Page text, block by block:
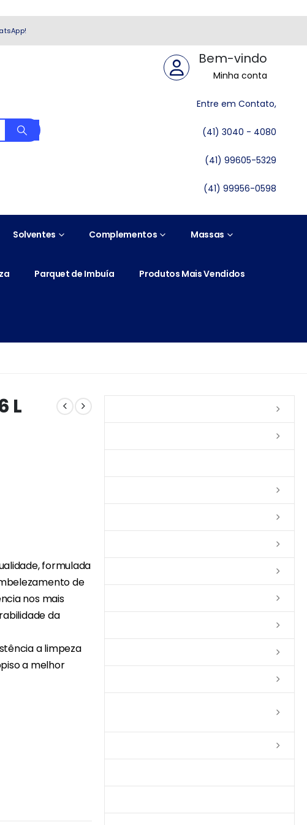
Bem-vindo
Minha conta
Entre em Contato,
(41) 3040 - 4080
(41) 99605-5329
(41) 99956-0598
Solventes Complementos Massas
Parquet de Imbuía Produtos Mais Vendidos
L
formulada
de
nos mais
da
a limpeza
a melhor